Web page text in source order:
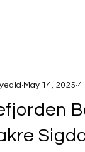
May 14, 2025 4